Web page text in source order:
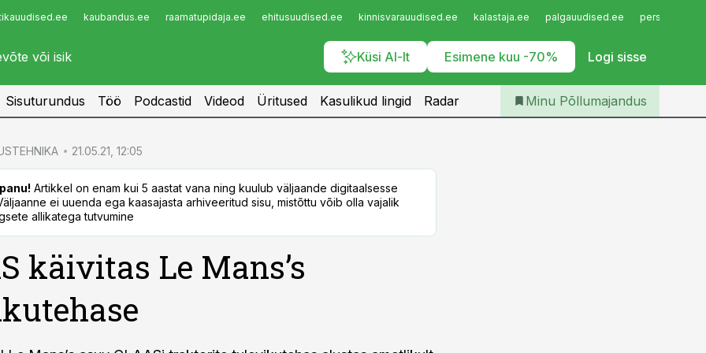
kaubandus.ee raamatupidaja.ee ehitusuudised.ee kinnisvarauudised.ee kalastaja.ee palgauudised.ee
Küsi AI-lt Esimene kuu -70% Logi sisse
Infopank
Iseteenindus
Telli Põllumajandus
Sisuturundus Töö Podcastid Videod Üritused Kasulikud lingid Radar Minu Põllumajandus
21.05.21, 12:05
Artikkel on enam kui 5 aastat vana ning kuulub väljaande digitaalsesse
ei uuenda ega kaasajasta arhiveeritud sisu, mistõttu võib olla vajalik
allikatega tutvumine
käivitas Le Mans’s